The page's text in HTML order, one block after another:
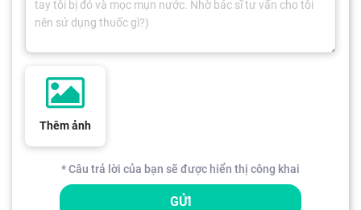
Thêm ảnh
* Câu trả lời của bạn sẽ được hiển thị công khai
GỬI